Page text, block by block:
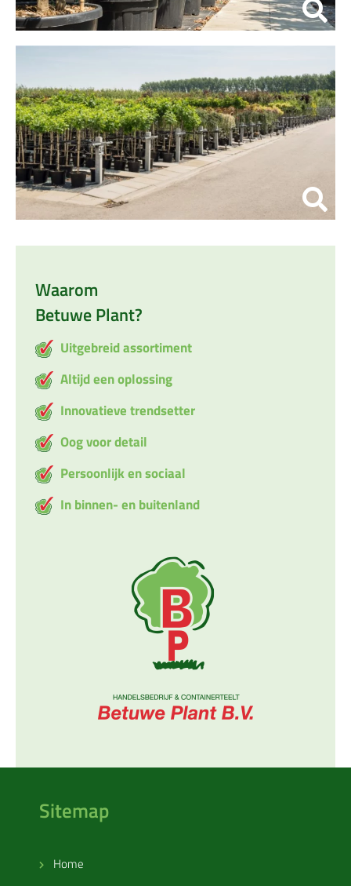
Waarom
Betuwe Plant?
Uitgebreid assortiment
Altijd een oplossing
Innovatieve trendsetter
Oog voor detail
Persoonlijk en sociaal
In binnen- en buitenland
Sitemap
Home